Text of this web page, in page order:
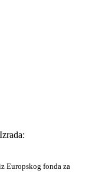
Europskog fonda za